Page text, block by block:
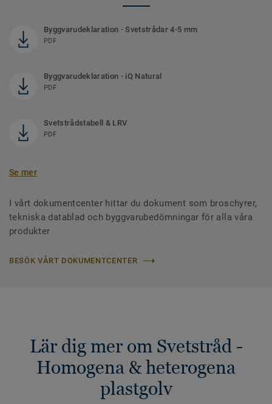
Byggvarudeklaration - Svetstrådar 4-5 mm
PDF
Byggvarudeklaration - iQ Natural
PDF
Svetstrådstabell & LRV
PDF
Se mer
I vårt dokumentcenter hittar du dokument som broschyrer,
tekniska datablad och byggvarubedömningar för alla våra
produkter
BESÖK VÅRT DOKUMENTCENTER
Lär dig mer om Svetstråd -
Homogena & heterogena
plastgolv